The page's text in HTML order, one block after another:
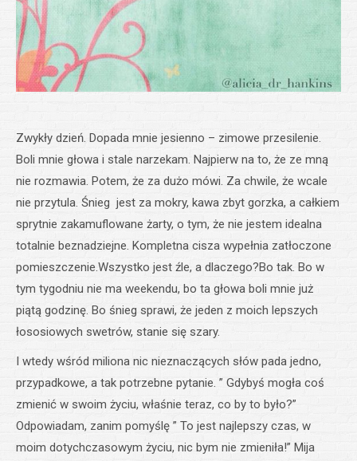
Zwykły dzień. Dopada mnie jesienno – zimowe przesilenie.
Boli mnie głowa i stale narzekam. Najpierw na to, że ze mną
nie rozmawia. Potem, że za dużo mówi. Za chwile, że wcale
nie przytula. Śnieg jest za mokry, kawa zbyt gorzka, a całkiem
sprytnie zakamuflowane żarty, o tym, że nie jestem idealna
totalnie beznadziejne. Kompletna cisza wypełnia zatłoczone
pomieszczenie.Wszystko jest źle, a dlaczego?Bo tak. Bo w
tym tygodniu nie ma weekendu, bo ta głowa boli mnie już
piątą godzinę. Bo śnieg sprawi, że jeden z moich lepszych
łososiowych swetrów, stanie się szary.
I wtedy wśród miliona nic nieznaczących słów pada jedno,
przypadkowe, a tak potrzebne pytanie. ” Gdybyś mogła coś
zmienić w swoim życiu, właśnie teraz, co by to było?”
Odpowiadam, zanim pomyślę ” To jest najlepszy czas, w
moim dotychczasowym życiu, nic bym nie zmieniła!” Mija